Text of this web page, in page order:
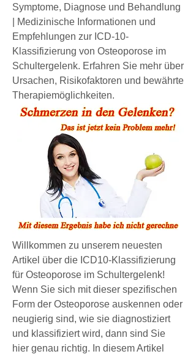
Symptome, Diagnose und Behandlung
| Medizinische Informationen und
Empfehlungen zur ICD-10-
Klassifizierung von Osteoporose im
Schultergelenk. Erfahren Sie mehr über
Ursachen, Risikofaktoren und bewährte
Therapiemöglichkeiten.
Willkommen zu unserem neuesten
Artikel über die ICD10-Klassifizierung
für Osteoporose im Schultergelenk!
Wenn Sie sich mit dieser spezifischen
Form der Osteoporose auskennen oder
neugierig sind, wie sie diagnostiziert
und klassifiziert wird, dann sind Sie
hier genau richtig. In diesem Artikel